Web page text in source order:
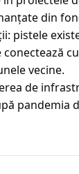
din
pistele
vecine.
de
pandemia